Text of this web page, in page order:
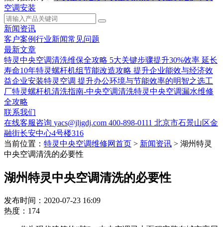
空调安装
新闻资讯
客户案例行业新闻常见问题
最新文章
特灵中央空调清洗维保全攻略 5大关键步骤提升30%效率 延长
寿命10年特灵螺杆机组节能改造攻略 提升企业能效与经济效
益企业安装特灵空调 提升办公环境与节能效率的明智之选工
厂特灵螺杆机清洗指南-中央空调清洗特灵中央空调漏水维修
全攻略
联系我们
在线客服咨询 yacs@jljgdj.com 400-898-0111 北京市石景山区金
融街长安中心4号楼316
当前位置： 特灵中央空调维修网首页 > 新闻资讯 > 湖州特灵
中央空调清洗的必要性
湖州特灵中央空调清洗的必要性
发布时间：2020-07-23 16:09
热度：174